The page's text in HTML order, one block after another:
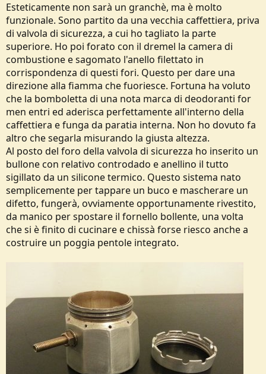
Esteticamente non sarà un granchè, ma è molto
funzionale. Sono partito da una vecchia caffettiera, priva
di valvola di sicurezza, a cui ho tagliato la parte
superiore. Ho poi forato con il dremel la camera di
combustione e sagomato l'anello filettato in
corrispondenza di questi fori. Questo per dare una
direzione alla fiamma che fuoriesce. Fortuna ha voluto
che la bomboletta di una nota marca di deodoranti for
men entri ed aderisca perfettamente all'interno della
caffettiera e funga da paratia interna. Non ho dovuto fa
altro che segarla misurando la giusta altezza.
Al posto del foro della valvola di sicurezza ho inserito un
bullone con relativo controdado e anellino il tutto
sigillato da un silicone termico. Questo sistema nato
semplicemente per tappare un buco e mascherare un
difetto, fungerà, ovviamente opportunamente rivestito,
da manico per spostare il fornello bollente, una volta
che si è finito di cucinare e chissà forse riesco anche a
costruire un poggia pentole integrato.